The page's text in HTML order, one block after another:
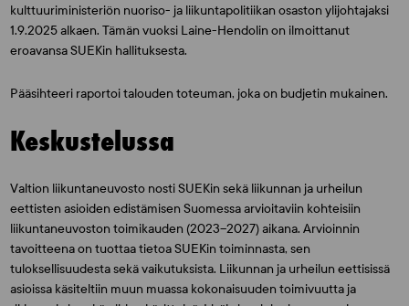
kulttuuriministeriön nuoriso- ja liikuntapolitiikan osaston ylijohtajaksi
1.9.2025 alkaen. Tämän vuoksi Laine-Hendolin on ilmoittanut
eroavansa SUEKin hallituksesta.
Pääsihteeri raportoi talouden toteuman, joka on budjetin mukainen.
Keskustelussa
Valtion liikuntaneuvosto nosti SUEKin sekä liikunnan ja urheilun
eettisten asioiden edistämisen Suomessa arvioitaviin kohteisiin
liikuntaneuvoston toimikauden (2023–2027) aikana. Arvioinnin
tavoitteena on tuottaa tietoa SUEKin toiminnasta, sen
tuloksellisuudesta sekä vaikutuksista. Liikunnan ja urheilun eettisissä
asioissa käsiteltiin muun muassa kokonaisuuden toimivuutta ja